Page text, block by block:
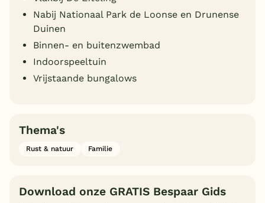
Nabij Nationaal Park de Loonse en Drunense
Duinen
Binnen- en buitenzwembad
Indoorspeeltuin
Vrijstaande bungalows
Thema's
Rust & natuur Familie
Download onze GRATIS Bespaar Gids